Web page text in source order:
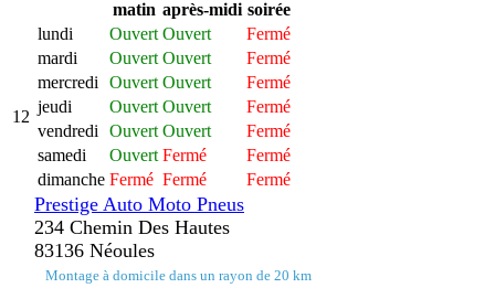
12
matin après-midi soirée
lundi
Ouvert Ouvert
Fermé
mardi
Ouvert Ouvert
Fermé
mercredi
Ouvert Ouvert
Fermé
jeudi
Ouvert Ouvert
Fermé
vendredi
Ouvert Ouvert
Fermé
samedi
Ouvert Fermé
Fermé
dimanche Fermé Fermé Fermé
Prestige Auto Moto Pneus
234 Chemin Des Hautes
83136 Néoules
Montage à domicile dans un rayon de 20 km